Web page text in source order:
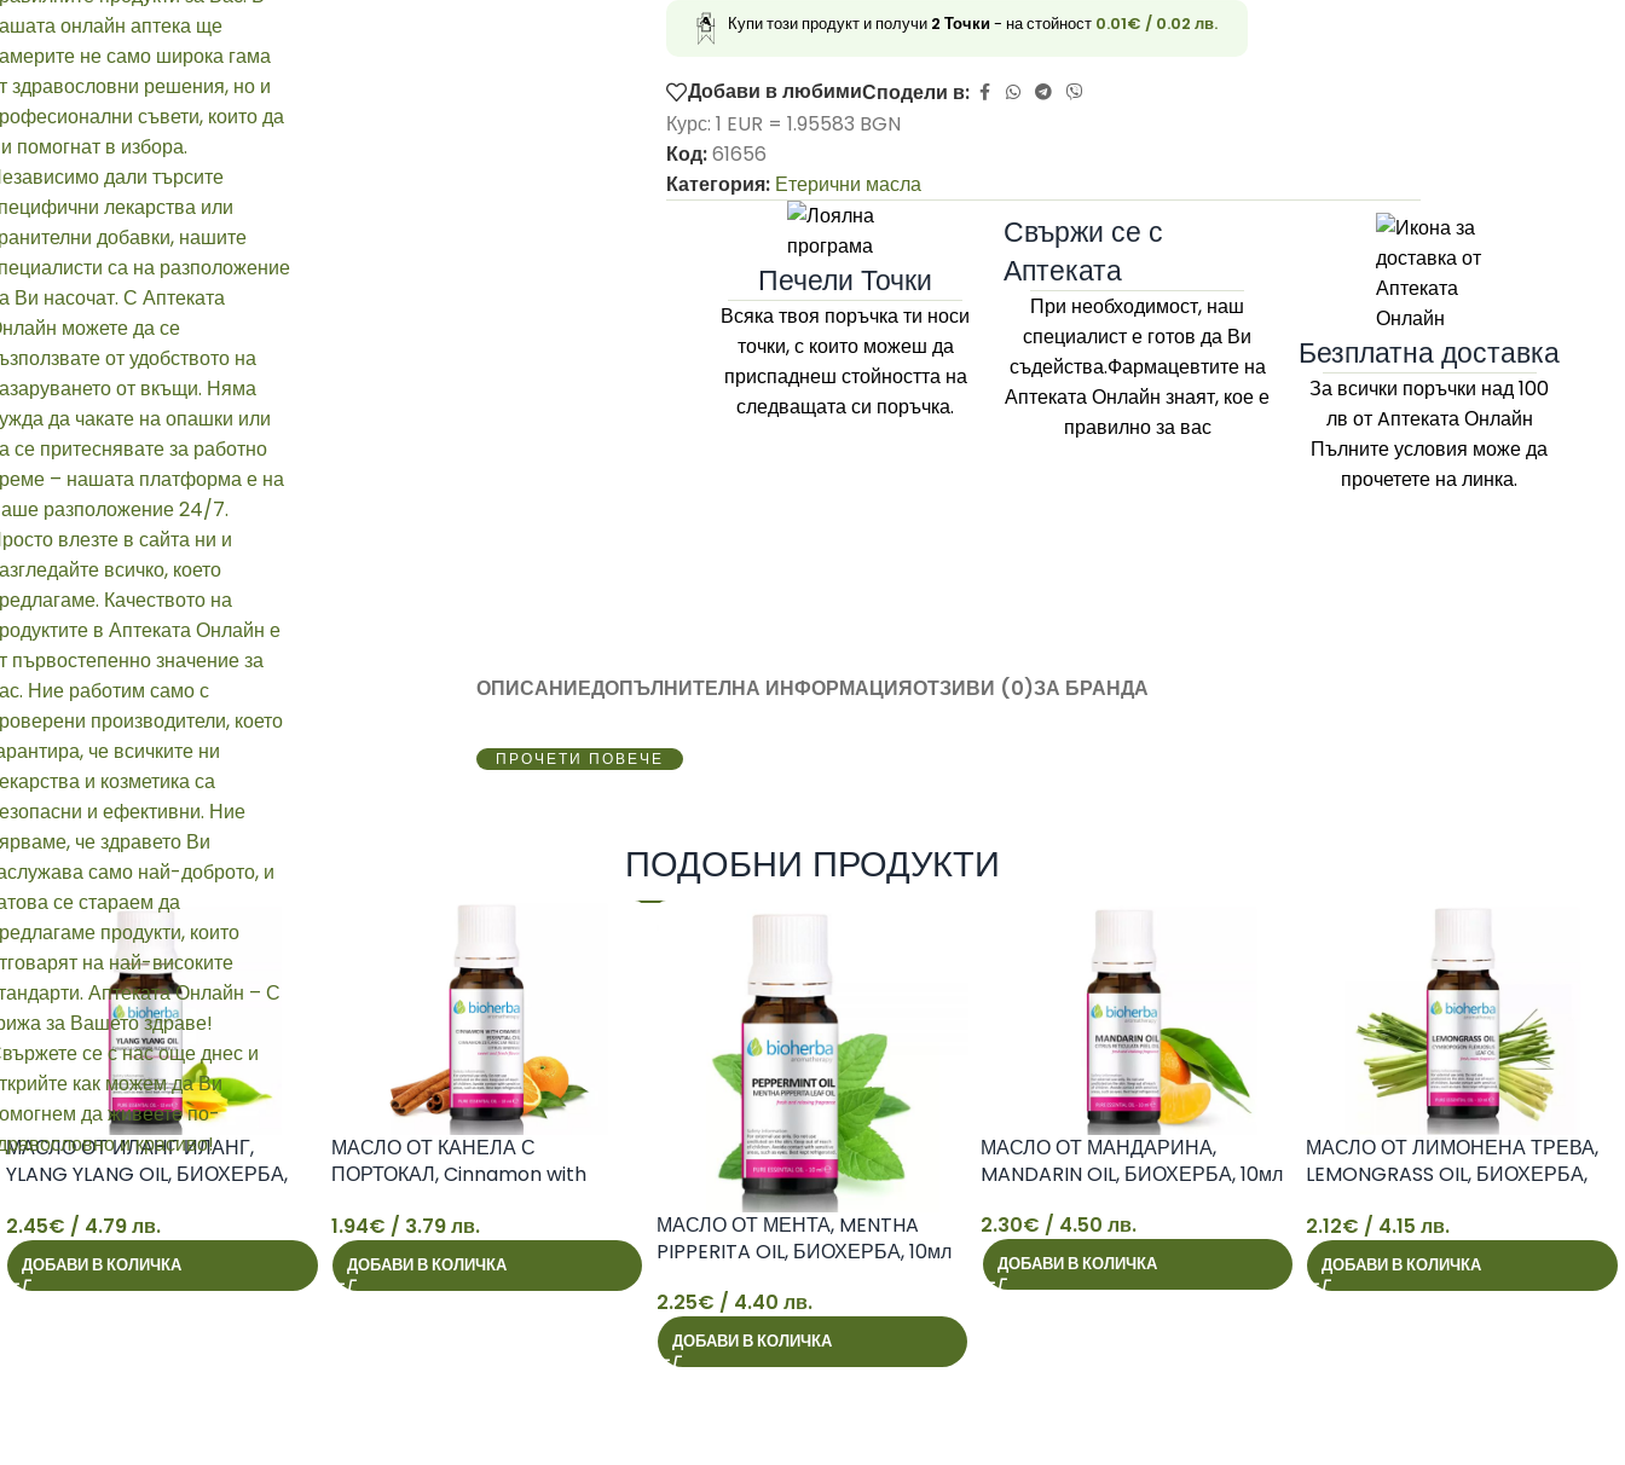
Купи този продукт и получи 2 Точки- на стойност 0.01€ / 0.02 лв.
Добави в любимиСподели в:
Курс: 1 EUR = 1.95583 BGN
Код:61656
Категория: Етерични масла
Печели Точки
Всяка твоя поръчка ти носи
точки, с които можеш да
приспаднеш стойността на
следващата си поръчка.
Свържи се с
Аптеката
При необходимост, наш
специалист е готов да Ви
съдейства.Фармацевтите на
Аптеката Онлайн знаят, кое е
правилно за вас
Безплатна доставка
За всички поръчки над 100
лв от Aптеката Онлайн
Пълните условия може да
прочетете на линка.
ОПИСАНИЕДОПЪЛНИТЕЛНА ИНФОРМАЦИЯОТЗИВИ (0)ЗА БРАНДА
ПРОЧЕТИ ПОВЕЧЕ
ПОДОБНИ ПРОДУКТИ
МАСЛО ОТ ИЛАНГ ИЛАНГ,
YLANG YLANG OIL, БИОХЕРБА,
2.45€ / 4.79 лв.
ДОБАВИ В КОЛИЧКА
МАСЛО ОТ КАНЕЛА С
ПОРТОКАЛ, Cinnamon with
10мл
1.94€ / 3.79 лв.
ДОБАВИ В КОЛИЧКА
МАСЛО ОТ МЕНТА, MENTHA
PIPPERITA OIL, БИОХЕРБА, 10мл
2.25€ / 4.40 лв.
ДОБАВИ В КОЛИЧКА
МАСЛО ОТ МАНДАРИНА,
MANDARIN OIL, БИОХЕРБА, 10мл
2.30€ / 4.50 лв.
ДОБАВИ В КОЛИЧКА
МАСЛО ОТ ЛИМОНЕНА ТРЕВА,
LEMONGRASS OIL, БИОХЕРБА,
2.12€ / 4.15 лв.
ДОБАВИ В КОЛИЧКА